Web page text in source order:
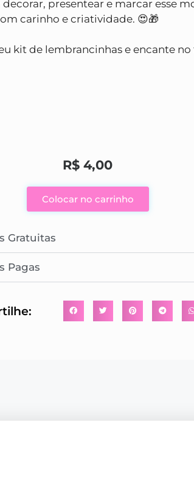
decorar, presentear e marcar esse
carinho e criatividade. 😍🎁
kit de lembrancinhas e encante no
R$4,00
Colocar no carrinho
Gratuitas
Pagas